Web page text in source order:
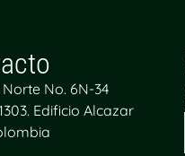
Norte No. 6N-34
Edificio Alcazar